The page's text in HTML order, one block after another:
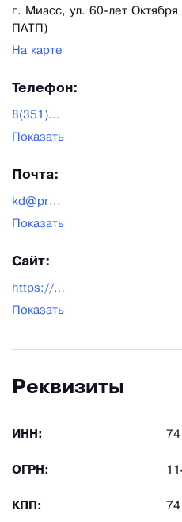
г. Миасс, ул. 60-лет
ПАТП)
На карте
Телефон:
8(351)...
Показать
Почта:
kd@pr...
Показать
Сайт:
https://doors.promsteklo.com/
Показать
Реквизиты
ИНН:
ОГРН:
КПП: